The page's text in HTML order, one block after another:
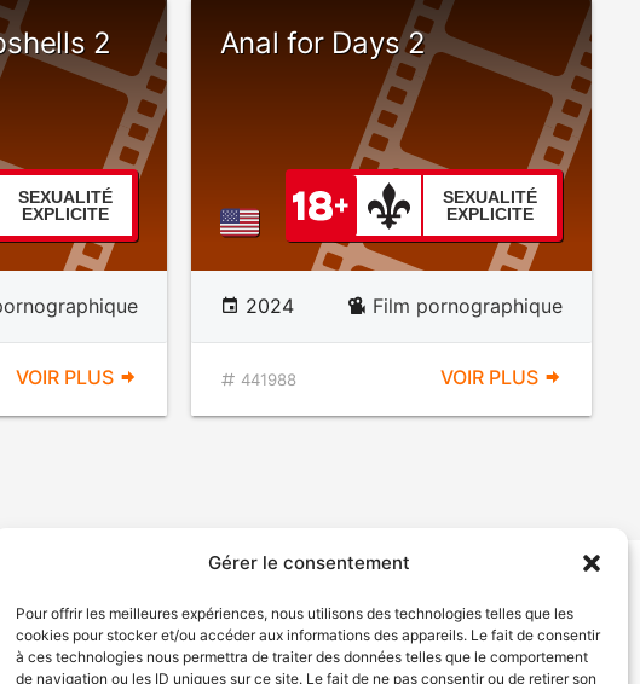
Gérer le consentement
Pour offrir les meilleures expériences, nous utilisons des technologies telles que les
cookies pour stocker et/ou accéder aux informations des appareils. Le fait de consentir
à ces technologies nous permettra de traiter des données telles que le comportement
de navigation ou les ID uniques sur ce site. Le fait de ne pas consentir ou de retirer son
2
SEXUALITÉ
EXPLICITE
VOIR PLUS
Anal for Days 2
SEXUALITÉ
EXPLICITE
2024 Film pornographique
441988 VOIR PLUS
Déclaration de services Politique de confidentialité